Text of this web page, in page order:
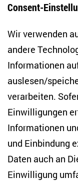
Bluesky
Zentrum für
Studien
Anton-Wilhelm-
10117 Berlin
Tel. +49 (30)
info(at)zois-
Consent-
Wir verwenden
andere
Informationen
auslesen/
verarbeiten.
Einwilligungen
Informationen
und Einbindung
Daten auch an
Einwilligung